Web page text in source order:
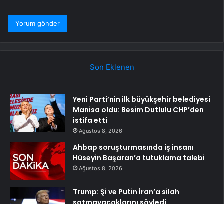
Son Eklenen
Yeni Parti’nin ilk büyükşehir belediyesi
Manisa oldu: Besim Dutlulu CHP’den
istifa etti
Ağustos 8, 2026
Ahbap soruşturmasında iş insanı
Hüseyin Başaran’a tutuklama talebi
Ağustos 8, 2026
Trump: Şi ve Putin İran’a silah